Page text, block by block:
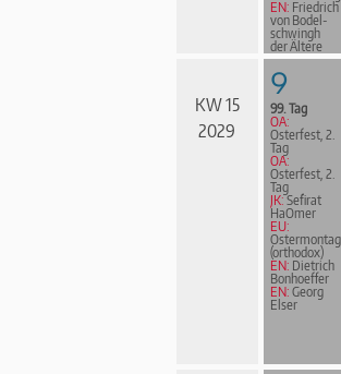
EN: Friedrich
von Bodel­
schwingh
der Ältere
KW 15
2029
9
99. Tag
OA:
Osterfest, 2.
Tag
OA:
Osterfest, 2.
Tag
JK:Sefirat
HaOmer
EU:
Ostermontag
(orthodox)
EN: Dietrich
Bonhoeffer
EN: Georg
Elser